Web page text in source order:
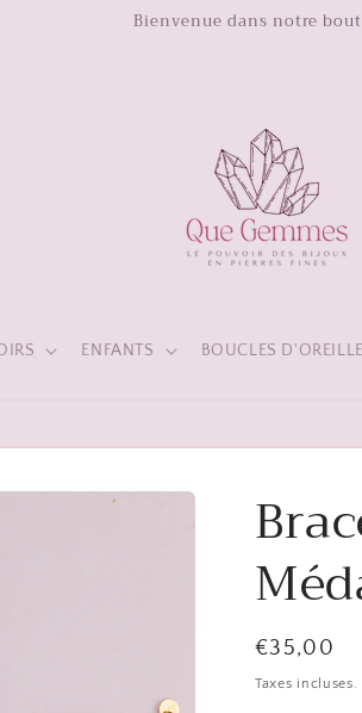
Bienvenue dans notre
ENFANTS BOUCLES
Prix
habituel
€35,00
Taxes incluses.